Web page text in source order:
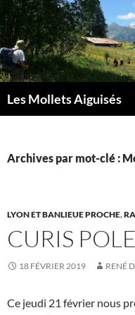
Aller
au
contenu
Les Mollets Aiguisés
Archives par mot-clé :
LYON ET BANLIEUE PROCHE,
CURIS
18 FÉVRIER 2019 RENÉ
Ce jeudi 21 février nous